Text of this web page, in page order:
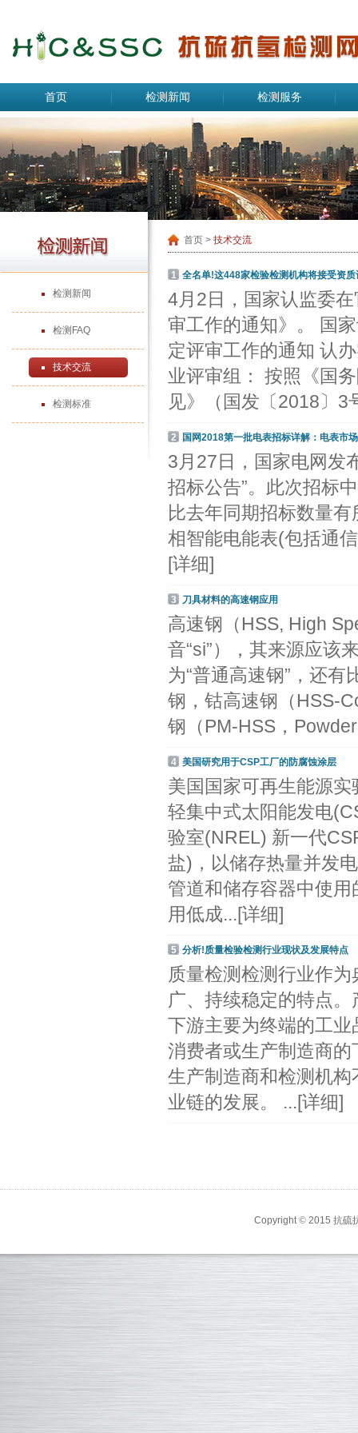
首页 检测新闻 检测服务
检测新闻
检测FAQ
技术交流
检测标准
首页 > 技术交流
1 全名单!这448家检验检测机构将接受资质
4月2日，国家认监委
审工作的通知》。 国
定评审工作的通知 认
业评审组： 按照《国
见》（国发〔2018〕3
2 国网2018第一批电表招标详解：电表市
3月27日，国家电网发
招标公告”。此次招标
比去年同期招标数量
相智能电能表(包括通
[详细]
3 刀具材料的高速钢应用
高速钢（HSS, High
音“si”），其来源应该
为“普通高速钢”，还
钢，钴高速钢（HSS-
钢（PM-HSS，
4 美国研究用于CSP工厂的防腐蚀涂层
美国国家可再生能源
轻集中式太阳能发电
验室(NREL) 新一代
盐)，以储存热量并发
管道和储存容器中使
用低成...[详细]
5 分析!质量检验检测行业现状及发展特点
质量检测检测行业作
广、持续稳定的特点
下游主要为终端的工
消费者或生产制造商
生产制造商和检测机
业链的发展。 ...[详细]
Copyright©2015 抗硫